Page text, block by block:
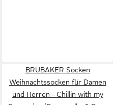
BRUBAKER Socken
Weihnachtssocken für Damen
und Herren - Chillin with my